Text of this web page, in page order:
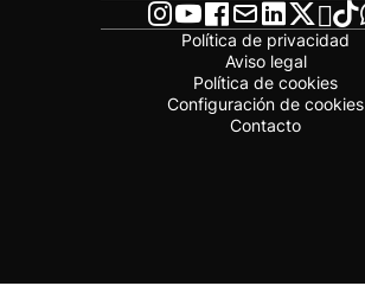
Política de privacidad
Aviso legal
Política de cookies
Configuración de cookies
Contacto